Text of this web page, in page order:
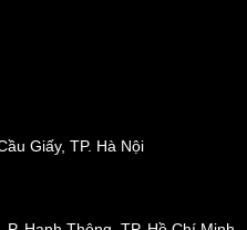
Giấy, TP. Hà Nội